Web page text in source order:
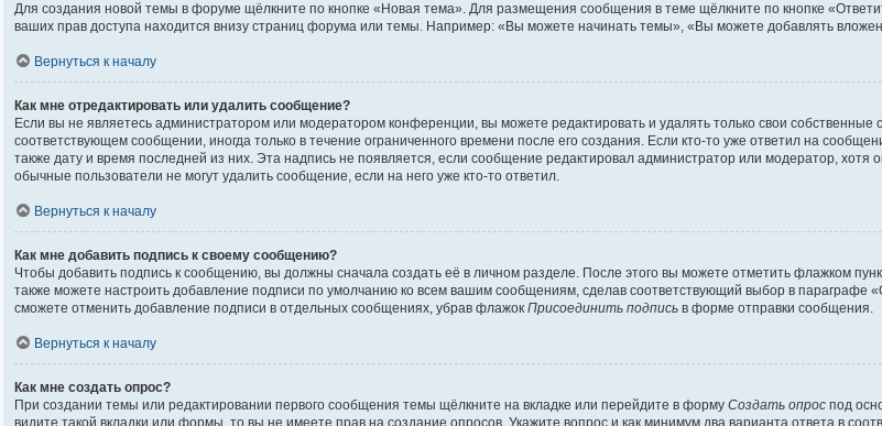
Для создания новой темы в форуме щёлкните по кнопке «Новая тема». Для размещения сообщения в теме щёлкните по кнопке
ваших прав доступа находится внизу страниц форума или темы. Например: «Вы можете начинать темы», «Вы можете добавлять
Вернуться к началу
Как мне отредактировать или удалить сообщение?
Если вы не являетесь администратором или модератором конференции, вы можете редактировать и удалять только свои
соответствующем сообщении, иногда только в течение ограниченного времени после его создания. Если кто-то уже ответил на
также дату и время последней из них. Эта надпись не появляется, если сообщение редактировал администратор или модератор,
обычные пользователи не могут удалить сообщение, если на него уже кто-то ответил.
Вернуться к началу
Как мне добавить подпись к своему сообщению?
Чтобы добавить подпись к сообщению, вы должны сначала создать её в личном разделе. После этого вы можете отметить флажком
также можете настроить добавление подписи по умолчанию ко всем вашим сообщениям, сделав соответствующий выбор в параграфе
сможете отменить добавление подписи в отдельных сообщениях, убрав флажок Присоединить подпись в форме отправки сообщения.
Вернуться к началу
Как мне создать опрос?
При создании темы или редактировании первого сообщения темы щёлкните на вкладке или перейдите в форму Создать опрос под
видите такой вкладки или формы, то вы не имеете прав на создание опросов. Укажите вопрос и как минимум два варианта ответа в